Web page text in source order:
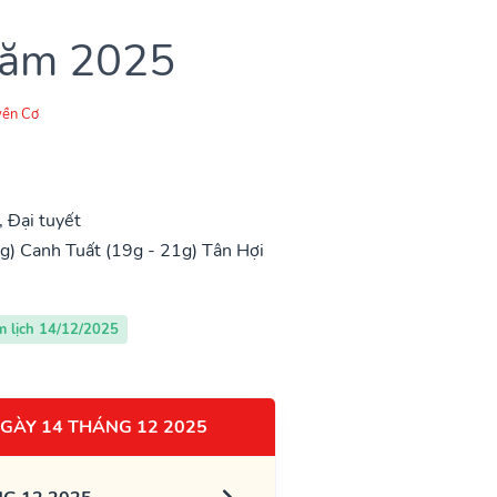
2025
Cơ
Đại tuyết
Canh Tuất (19g - 21g) Tân Hợi
lịch 14/12/2025
14 THÁNG 12 2025